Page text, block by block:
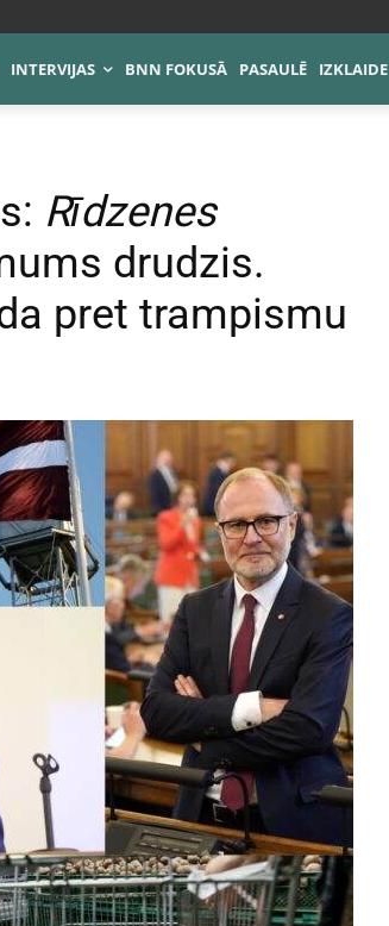
INTERVIJAS BNN FOKUSĀ PASAULĒ IZKLAIDE
Rīdzenes
drudzis.
pret trampismu